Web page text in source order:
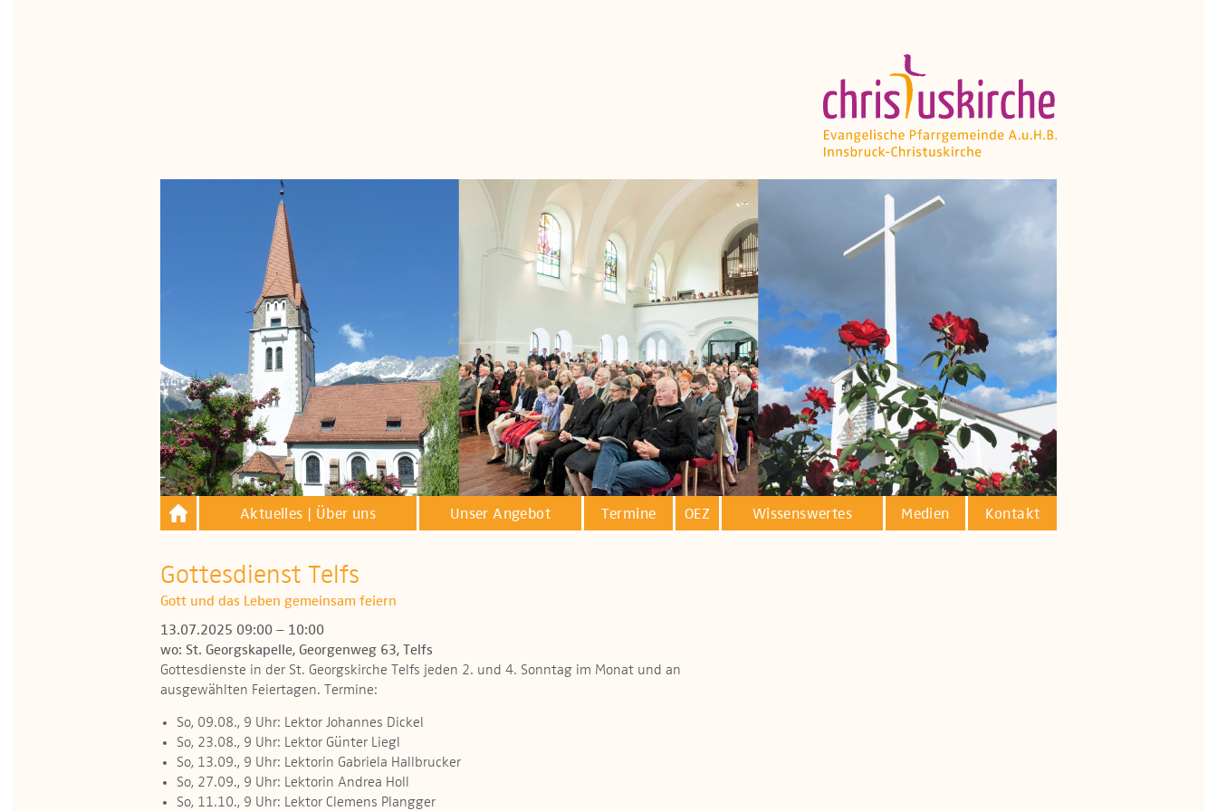
Aktuelles | Über uns Unser Angebot Termine OEZ Wissenswertes Medien Kontakt
Gottesdienst Telfs
Gott und das Leben gemeinsam feiern
13.07.2025 09:00 – 10:00
wo: St. Georgskapelle, Georgenweg 63, Telfs
Gottesdienste in der St. Georgskirche Telfs jeden 2. und 4. Sonntag im Monat und an
ausgewählten Feiertagen. Termine:
So, 09.08., 9 Uhr: Lektor Johannes Dickel
So, 23.08., 9 Uhr: Lektor Günter Liegl
So, 13.09., 9 Uhr: Lektorin Gabriela Hallbrucker
So, 27.09., 9 Uhr: Lektorin Andrea Holl
So, 11.10., 9 Uhr: Lektor Clemens Plangger